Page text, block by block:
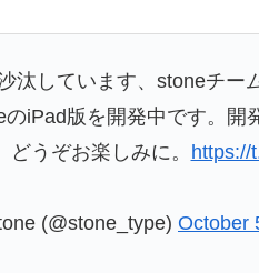
汰しています、stoneチー
iPad版を開発中です。開
どうぞお楽しみに。 https://
(@stone_type) October